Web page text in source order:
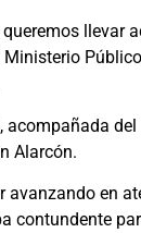
llevar
Alarcón.
en
contundente